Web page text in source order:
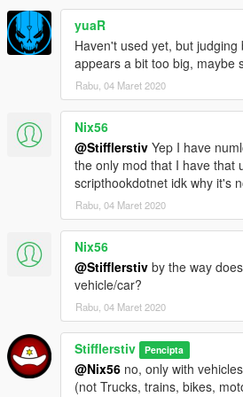
https://github.com/crosire/
3) Положите папку scripts в
GTA 5 и замените, если потребуется.
Активация:
"Num+" - активация основной
Прочие клавиши:
"Num-" - упрощённый вид
"Num*" - экранное меню функций
"Num8 / Num2" - навигация по меню
"Num5" - выбор пункта меню
"Num0" - назад
Поддерживаемые классы
Compacts, Coupes, Muscle, OffRoad,
SportsClassics, Super, SUVs, Vans.
Как работает Контроль погодных
1) Активируйте "Контроль погодных
EDashboard
yuaR
Haven't used yet, but
appears a bit too big, maybe
Rabu, 04 Maret 2020
Nix56
@Stifflerstiv Yep I have
the only mod that I have that
scripthookdotnet idk why it's
Rabu, 04 Maret 2020
Nix56
@Stifflerstiv by the way
vehicle/car?
Rabu, 04 Maret 2020
Stifflerstiv Pencipta
@Nix56 no, only with
(not Trucks, trains, bikes,